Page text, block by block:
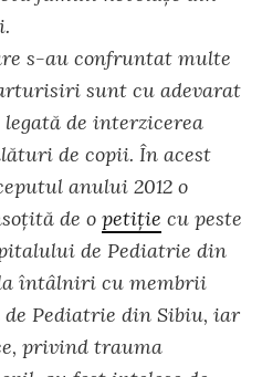
s-au confruntat multe
sunt cu adevarat
de interzicerea
de copii. În acest
anului 2012 o
de o petiție cu peste
de Pediatrie din
întâlniri cu membrii
Pediatrie din Sibiu, iar
privind trauma